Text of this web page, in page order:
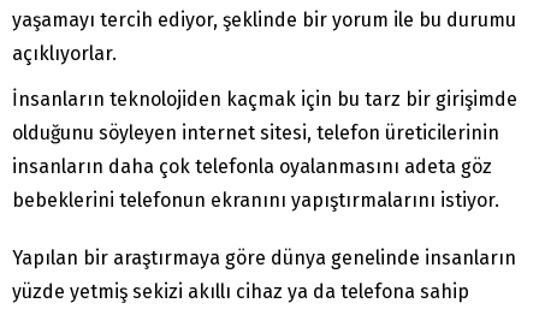
yaşamayı tercih ediyor, şeklinde bir yorum ile bu durumu
açıklıyorlar.
İnsanların teknolojiden kaçmak için bu tarz bir girişimde
olduğunu söyleyen internet sitesi, telefon üreticilerinin
insanların daha çok telefonla oyalanmasını adeta göz
bebeklerini telefonun ekranını yapıştırmalarını istiyor.
Yapılan bir araştırmaya göre dünya genelinde insanların
yüzde yetmiş sekizi akıllı cihaz ya da telefona sahip